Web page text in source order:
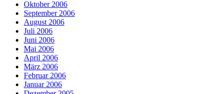
Oktober 2006
September 2006
August 2006
Juli 2006
Juni 2006
Mai 2006
April 2006
März 2006
Februar 2006
Januar 2006